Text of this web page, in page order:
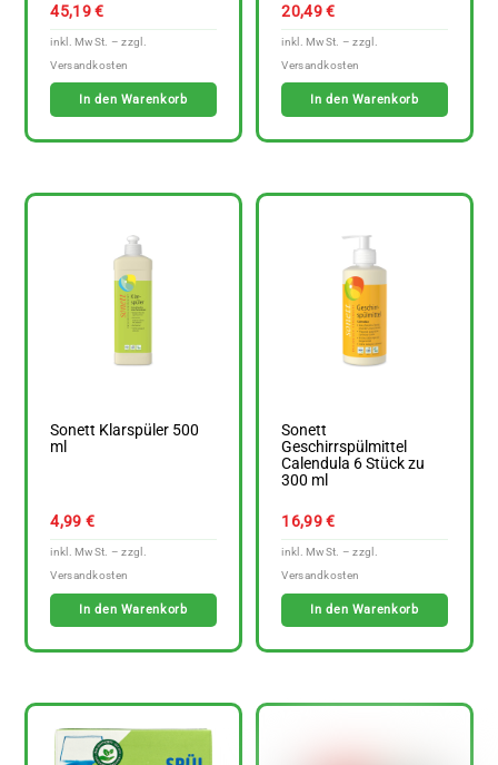
45,19€
In den Warenkorb
20,49€
In den Warenkorb
Sonett Klarspüler 500
ml
4,99 €
In den Warenkorb
Sonett
Geschirrspülmittel
Calendula 6 Stück zu
300 ml
16,99€
In den Warenkorb